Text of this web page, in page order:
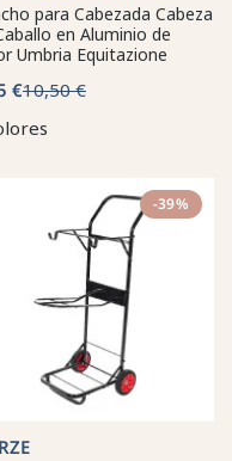
para Cabezada Cabeza
en Aluminio de
Umbria Equitazione
€10,50 €
-39%